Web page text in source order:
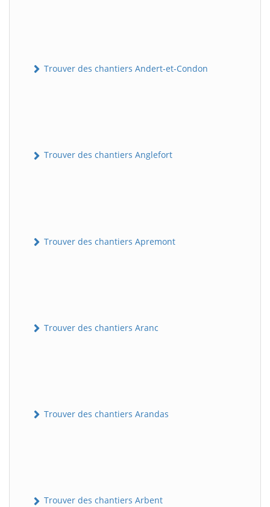
Trouver des chantiers Andert-et-Condon
Trouver des chantiers Anglefort
Trouver des chantiers Apremont
Trouver des chantiers Aranc
Trouver des chantiers Arandas
Trouver des chantiers Arbent